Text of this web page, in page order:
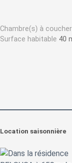
Chambre(s) à coucher
Surface habitable 40
Location saisonnière